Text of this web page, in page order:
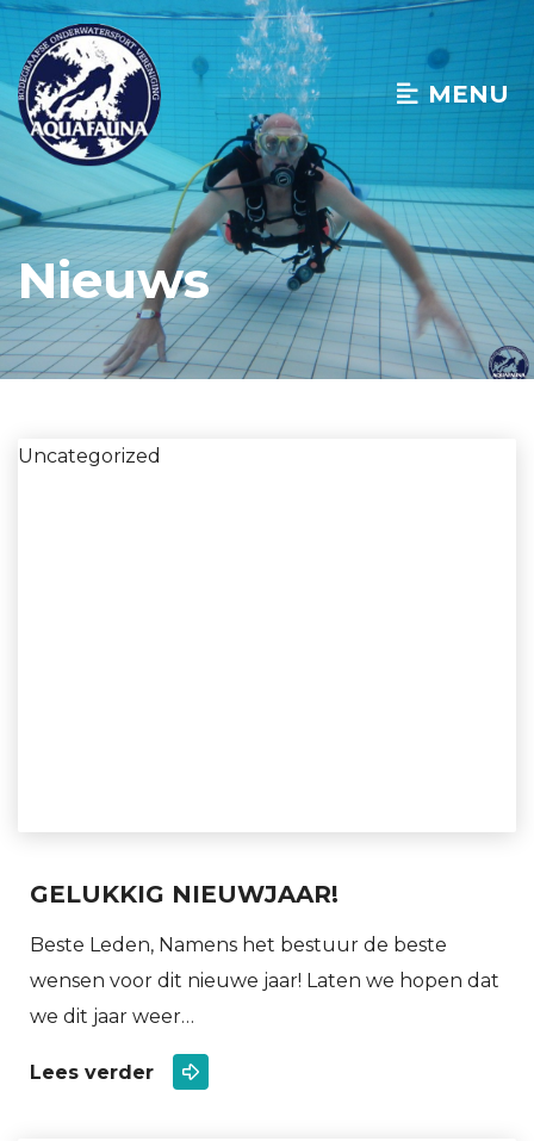
MENU
Nieuws
Uncategorized
GELUKKIG NIEUWJAAR!
Beste Leden, Namens het bestuur de beste
wensen voor dit nieuwe jaar! Laten we hopen dat
we dit jaar weer…
Lees verder